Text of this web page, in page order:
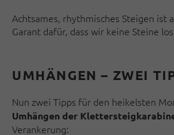
Achtsames, rhythmisches Steigen ist
Garant dafür, dass wir keine Steine
UMHÄNGEN – ZWEI
Nun zwei Tipps für den heikelsten
Umhängen der
Verankerung: